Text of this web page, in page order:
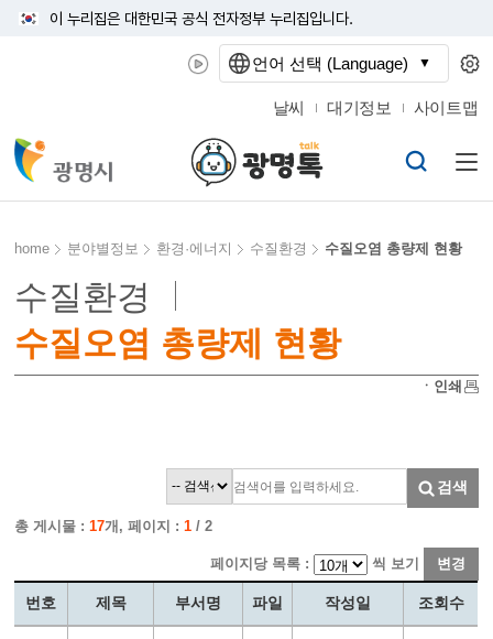
이 누리집은 대한민국 공식 전자정부 누리집입니다.
날씨 대기정보 사이트맵
home 분야별정보 환경·에너지 수질환경 수질오염 총량제 현황
수질환경
수질오염 총량제 현황
ㆍ인쇄
검색
총 게시물 :17개, 페이지 :1 / 2
페이지당 목록 : 씩 보기 변경
번호 제목 부서명 파일 작성일 조회수
언어 선택 (Language)